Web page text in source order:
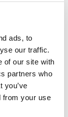
ads, to
our traffic.
of our site with
partners who
you’ve
from your use